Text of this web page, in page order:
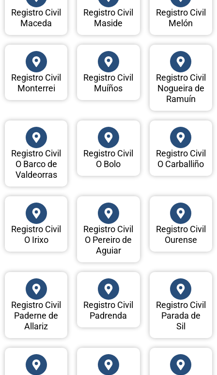
Registro Civil
Maceda
Registro Civil
Maside
Registro Civil
Melón
Registro Civil
Monterrei
Registro Civil
Muíños
Registro Civil
Nogueira de
Ramuín
Registro Civil
O Barco de
Valdeorras
Registro Civil
O Bolo
Registro Civil
O Carballiño
Registro Civil
O Irixo
Registro Civil
O Pereiro de
Aguiar
Registro Civil
Ourense
Registro Civil
Paderne de
Allariz
Registro Civil
Padrenda
Registro Civil
Parada de
Sil